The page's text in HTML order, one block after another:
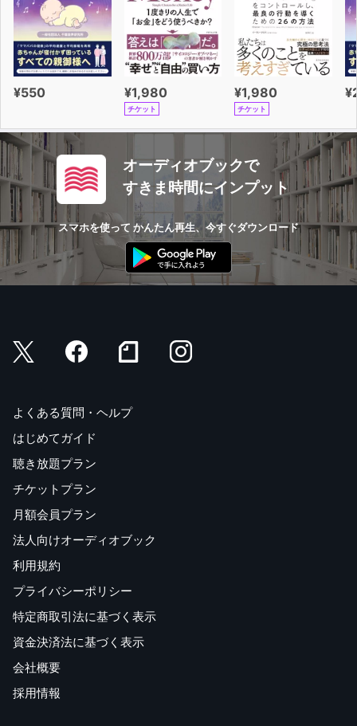
¥550 ¥1,980
チケット
¥1,980
チケット
オーディオブックで
すきま時間にインプット
スマホを使って かんたん再生、今すぐダウンロード
よくある質問・ヘルプ
はじめてガイド
聴き放題プラン
チケットプラン
月額会員プラン
法人向けオーディオブック
利用規約
プライバシーポリシー
特定商取引法に基づく表示
資金決済法に基づく表示
会社概要
採用情報